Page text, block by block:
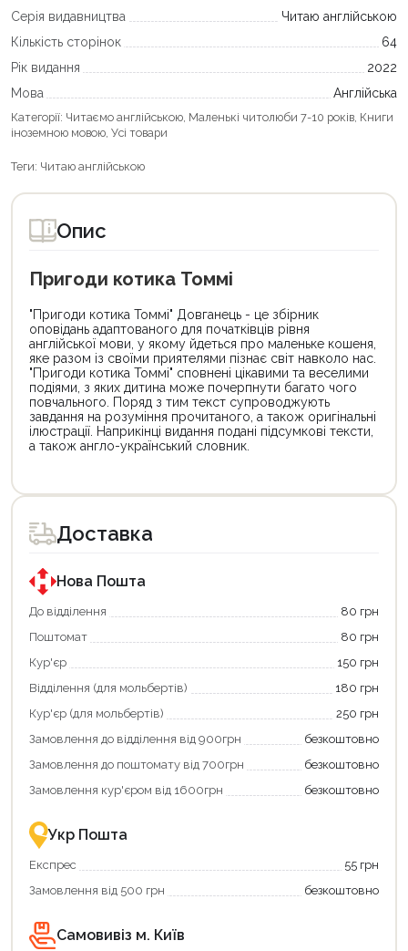
Серія видавництва
Читаю англійською
Кількість сторінок
64
Рік видання
2022
Мова
Англійська
Категорії: Читаємо англійською, Маленькі читолюби 7-10 років, Книги
іноземною мовою, Усі товари
Теги: Читаю англійською
Опис
Пригоди котика Томмі
"Пригоди котика Томмі" Довганець - це збірник
оповідань адаптованого для початківців рівня
англійської мови, у якому йдеться про маленьке кошеня,
яке разом із своїми приятелями пізнає світ навколо нас.
"Пригоди котика Томмі" сповнені цікавими та веселими
подіями, з яких дитина може почерпнути багато чого
повчального. Поряд з тим текст супроводжують
завдання на розуміння прочитаного, а також оригінальні
ілюстрації. Наприкінці видання подані підсумкові тексти,
а також англо-український словник.
товар
для
покупки
державною
програмою
«Національний
кешбек».
покупку
«Національний
кешбек»
та
отримуйте
повернення
Економте
більше
-
із
державною
підтримкою!
Доставка
Нова Пошта
До відділення
80 грн
Поштомат
80 грн
Кур'єр
150 грн
Відділення (для мольбертів)
180 грн
Кур'єр (для мольбертів)
250 грн
Замовлення до відділення від 900грн
безкоштовно
Замовлення до поштомату від 700грн
безкоштовно
Замовлення кур'єром від 1600грн
безкоштовно
Укр Пошта
Експрес
55 грн
Замовлення від 500 грн
безкоштовно
Самовивіз м. Київ